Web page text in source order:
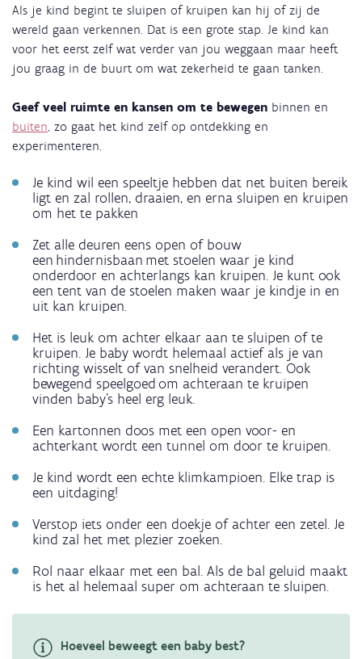
Als je kind begint te sluipen of kruipen kan hij of zij de
wereld gaan verkennen. Dat is een grote stap. Je kind kan
voor het eerst zelf wat verder van jou weggaan maar heeft
jou graag in de buurt om wat zekerheid te gaan tanken.
Geef veel ruimte en kansen om te bewegen binnen en
buiten, zo gaat het kind zelf op ontdekking en
experimenteren.
Je kind wil een speeltje hebben dat net buiten bereik
ligt en zal rollen, draaien, en erna sluipen en kruipen
om het te pakken
Zet alle deuren eens open of bouw
een hindernisbaan met stoelen waar je kind
onderdoor en achterlangs kan kruipen. Je kunt ook
een tent van de stoelen maken waar je kindje in en
uit kan kruipen.
Het is leuk om achter elkaar aan te sluipen of te
kruipen. Je baby wordt helemaal actief als je van
richting wisselt of van snelheid verandert. Ook
bewegend speelgoed om achteraan te kruipen
vinden baby’s heel erg leuk.
Een kartonnen doos met een open voor- en
achterkant wordt een tunnel om door te kruipen.
Je kind wordt een echte klimkampioen. Elke trap is
een uitdaging!
Verstop iets onder een doekje of achter een zetel. Je
kind zal het met plezier zoeken.
Rol naar elkaar met een bal. Als de bal geluid maakt
is het al helemaal super om achteraan te sluipen.
Hoeveel beweegt een baby best?